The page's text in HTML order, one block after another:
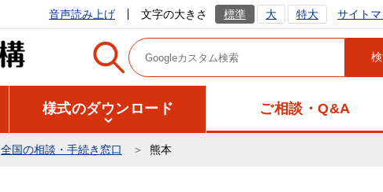
音声読み上げ 文字の大きさ 標準 大 特大 サイト
様式のダウンロード ご相談・Q&A
全国の相談・手続き窓口 熊本